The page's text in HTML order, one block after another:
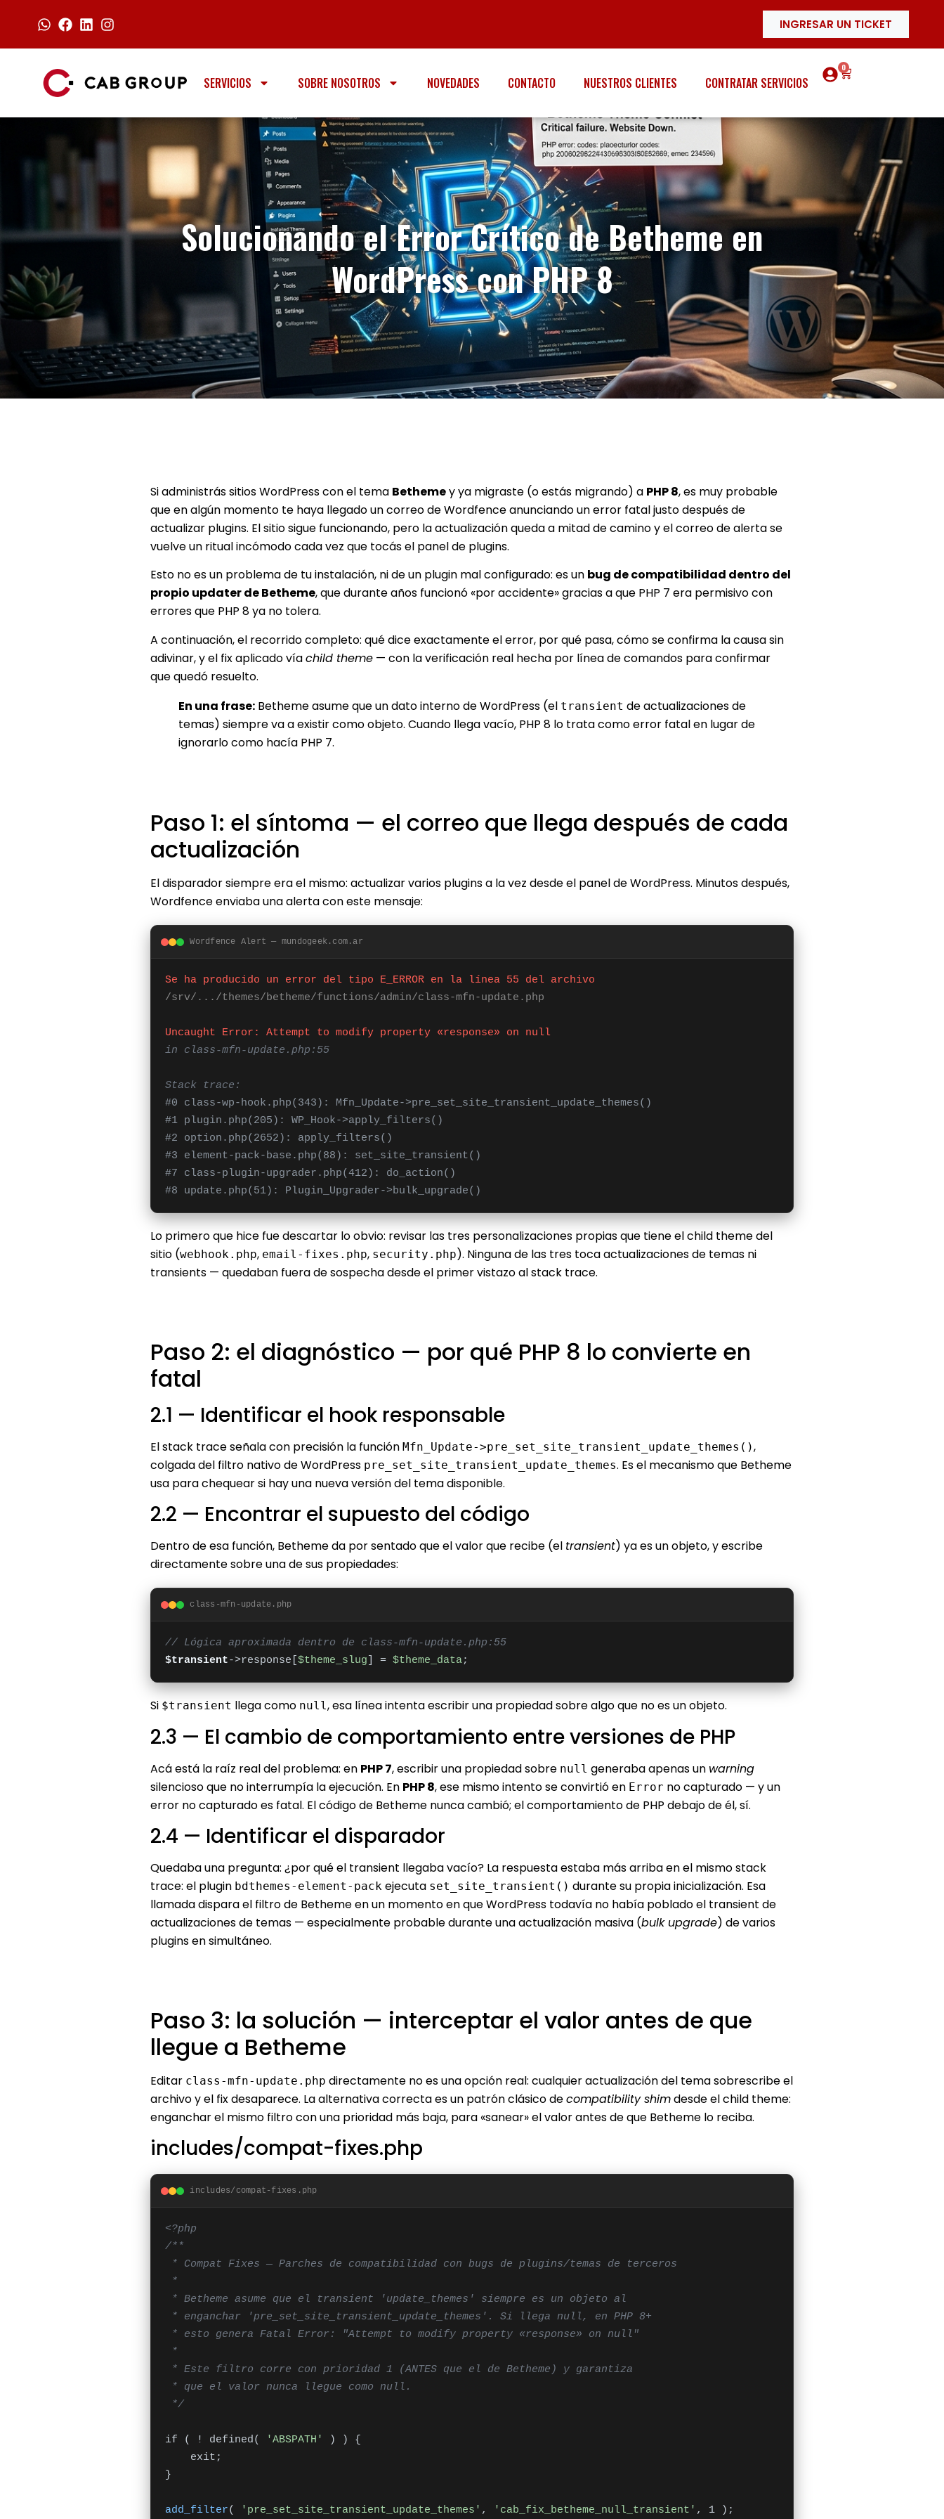
INGRESAR UN TICKET
SERVICIOS SOBRE NOSOTROS NOVEDADES CONTACTO NUESTROS CLIENTES CONTRATAR SERVICIOS
0
Solucionando el Error Crítico de Betheme en
WordPress con PHP 8
Si administrás sitios WordPress con el tema Bethemey ya migraste (o estás migrando) a PHP 8, es muy probable
que en algún momento te haya llegado un correo de Wordfence anunciando un error fatal justo después de
actualizar plugins. El sitio sigue funcionando, pero la actualización queda a mitad de camino y el correo de alerta se
vuelve un ritual incómodo cada vez que tocás el panel de plugins.
Esto no es un problema de tu instalación, ni de un plugin mal configurado: es un bug de compatibilidad dentro del
propio updater de Betheme, que durante años funcionó «por accidente» gracias a que PHP 7 era permisivo con
errores que PHP 8 ya no tolera.
A continuación, el recorrido completo: qué dice exactamente el error, por qué pasa, cómo se confirma la causa sin
adivinar, y el fix aplicado víachild theme — con la verificación real hecha por línea de comandos para confirmar
que quedó resuelto.
En una frase: Betheme asume que un dato interno de WordPress (el transient de actualizaciones de
temas) siempre va a existir como objeto. Cuando llega vacío, PHP 8 lo trata como error fatal en lugar de
ignorarlo como hacía PHP 7.
Paso 1: el síntoma — el correo que llega después de cada
actualización
El disparador siempre era el mismo: actualizar varios plugins a la vez desde el panel de WordPress. Minutos después,
Wordfence enviaba una alerta con este mensaje:
Wordfence Alert — mundogeek.com.ar
Se ha producido un error del tipo E_ERROR en la línea 55 del archivo
/srv/.../themes/betheme/functions/admin/class-mfn-update.php
Uncaught Error: Attempt to modify property «response» on null
in class-mfn-update.php:55
Stack trace:
#0 class-wp-hook.php(343): Mfn_Update->pre_set_site_transient_update_themes()
#1 plugin.php(205): WP_Hook->apply_filters()
#2 option.php(2652): apply_filters()
#3 element-pack-base.php(88): set_site_transient()
#7 class-plugin-upgrader.php(412): do_action()
#8 update.php(51): Plugin_Upgrader->bulk_upgrade()
Lo primero que hice fue descartar lo obvio: revisar las tres personalizaciones propias que tiene el child theme del
sitio (webhook.php, email-fixes.php, security.php). Ninguna de las tres toca actualizaciones de temas ni
transients — quedaban fuera de sospecha desde el primer vistazo al stack trace.
Paso 2: el diagnóstico — por qué PHP 8 lo convierte en
fatal
2.1 — Identificar el hook responsable
El stack trace señala con precisión la funciónMfn_Update->pre_set_site_transient_update_themes(),
colgada del filtro nativo de WordPress pre_set_site_transient_update_themes. Es el mecanismo que Betheme
usa para chequear si hay una nueva versión del tema disponible.
2.2 — Encontrar el supuesto del código
Dentro de esa función, Betheme da por sentado que el valor que recibe (el transient) ya es un objeto, y escribe
directamente sobre una de sus propiedades:
class-mfn-update.php
// Lógica aproximada dentro de class-mfn-update.php:55
$transient->response[$theme_slug ] = $theme_data;
Si $transient llega como null, esa línea intenta escribir una propiedad sobre algo que no es un objeto.
2.3 — El cambio de comportamiento entre versiones de PHP
Acá está la raíz real del problema: en PHP 7, escribir una propiedad sobre null generaba apenas un warning
silencioso que no interrumpía la ejecución. En PHP 8, ese mismo intento se convirtió en Error no capturado — y un
error no capturado es fatal. El código de Betheme nunca cambió; el comportamiento de PHP debajo de él, sí.
2.4 — Identificar el disparador
Quedaba una pregunta: ¿por qué el transient llegaba vacío? La respuesta estaba más arriba en el mismo stack
trace: el plugin bdthemes-element-pack ejecuta set_site_transient() durante su propia inicialización. Esa
llamada dispara el filtro de Betheme en un momento en que WordPress todavía no había poblado el transient de
actualizaciones de temas — especialmente probable durante una actualización masiva (bulk upgrade) de varios
plugins en simultáneo.
Paso 3: la solución — interceptar el valor antes de que
llegue a Betheme
Editar class-mfn-update.php directamente no es una opción real: cualquier actualización del tema sobrescribe el
archivo y el fix desaparece. La alternativa correcta es un patrón clásico decompatibility shimdesde el child theme:
enganchar el mismo filtro con una prioridad más baja, para «sanear» el valor antes de que Betheme lo reciba.
includes/compat-fixes.php
includes/compat-fixes.php
<?php
/**
*/
if ( ! defined( 'ABSPATH'
) ) {
}
add_filter( 'pre_set_site_transient_update_themes' , 'cab_fix_betheme_null_transient' , 1 );